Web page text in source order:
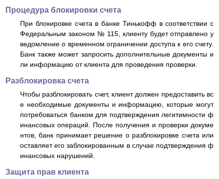
Процедура блокировки счета
При блокировке счета в банке Тинькофф в соответствии с
Федеральным законом № 115, клиенту будет отправлено у
ведомление о временном ограничении доступа к его счету.
Банк также может запросить дополнительные документы и
ли информацию от клиента для проведения проверки.
Разблокировка счета
Чтобы разблокировать счет, клиент должен предоставить вс
е необходимые документы и информацию, которые могут
потребоваться банком для подтверждения легитимности ф
инансовых операций. После получения и проверки докуме
нтов, банк принимает решение о разблокировке счета или
оставляет его заблокированным в случае подтверждения ф
инансовых нарушений.
Защита прав клиента